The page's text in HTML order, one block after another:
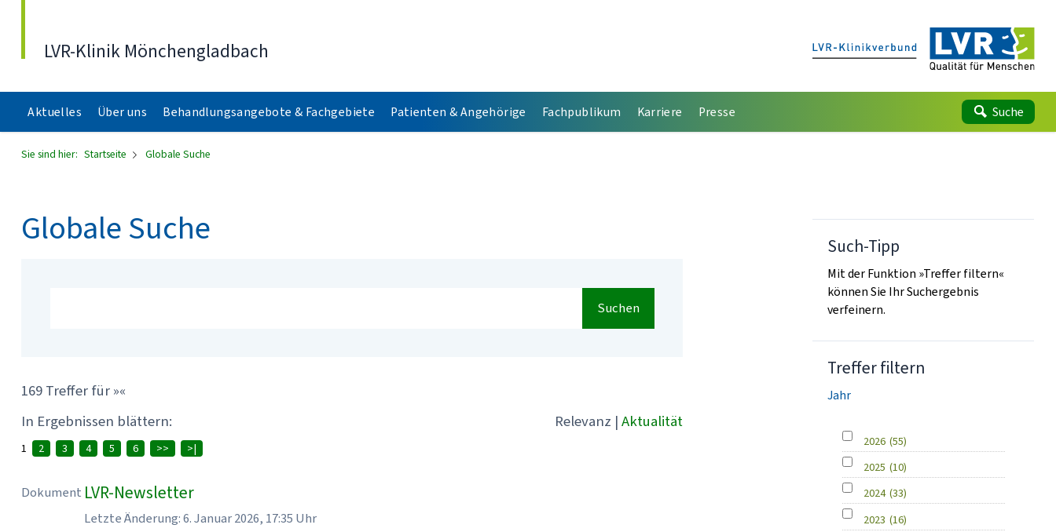
LVR-Klinik Mönchengladbach
Aktuelles Über uns Behandlungsangebote & Fachgebiete Patienten & Angehörige Fachpublikum Karriere Presse Suche
Sie sind hier: Startseite Globale Suche
Globale Suche
Suchen
169 Treffer für »«
In Ergebnissen blättern:
Relevanz | Aktualität
1 2 3 4 5 6 >> >|
Dokument LVR-Newsletter
Letzte Änderung: 6. Januar 2026, 17:35 Uhr
Such-Tipp
Mit der Funktion »Treffer filtern«
können Sie Ihr Suchergebnis
verfeinern.
Treffer filtern
Jahr
2026 (55)
2025 (10)
2024 (33)
2023 (16)